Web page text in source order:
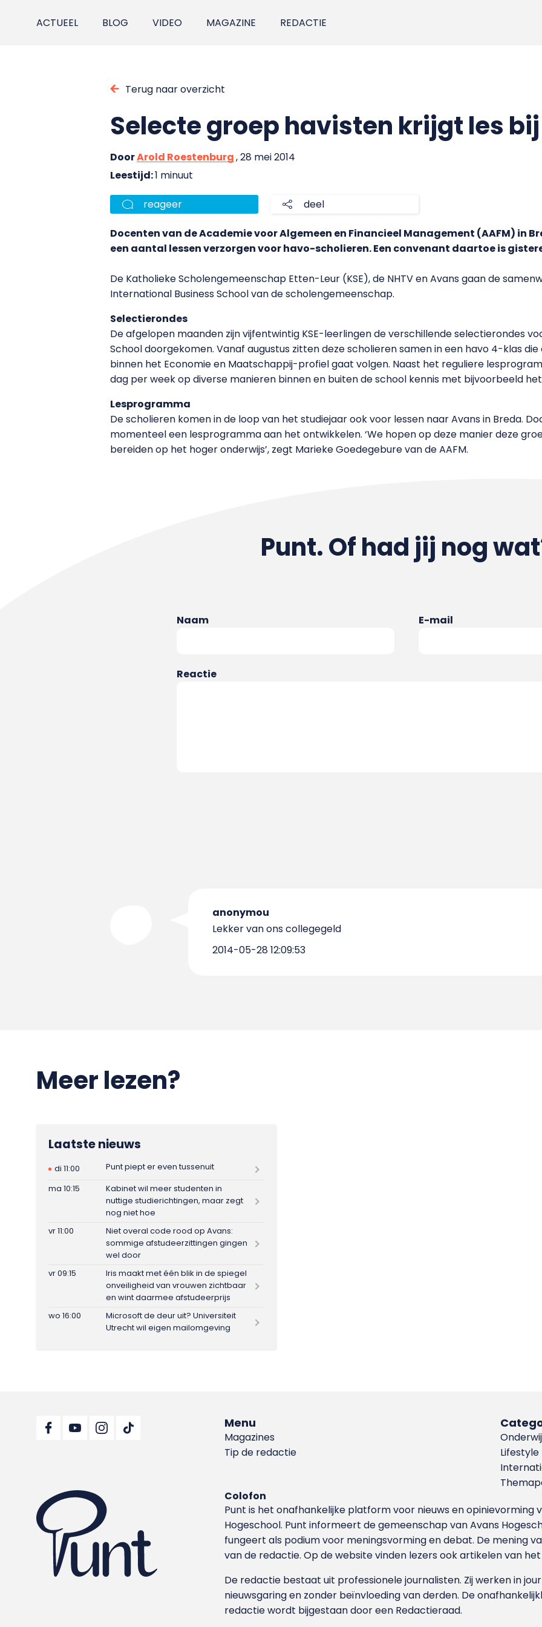
ACTUEEL BLOG VIDEO MAGAZINE REDACTIE
Terug naar overzicht
Selecte groep havisten krijgt les bij
DoorArold Roestenburg, 28 mei 2014
Leestijd:1 minuut
reageer deel
Docenten van de Academie voor Algemeen en Financieel Management (AAFM) in
een aantal lessen verzorgen voor havo-scholieren. Een convenant daartoe is
De Katholieke Scholengemeenschap Etten-Leur (KSE), de NHTV en Avans gaan de
International Business School van de scholengemeenschap.
Selectierondes
De afgelopen maanden zijn vijfentwintig KSE-leerlingen de verschillende selectierondes
School doorgekomen. Vanaf augustus zitten deze scholieren samen in een havo 4-klas
binnen het Economie en Maatschappij-profiel gaat volgen. Naast het reguliere
dag per week op diverse manieren binnen en buiten de school kennis met bijvoorbeeld
Lesprogramma
De scholieren komen in de loop van het studiejaar ook voor lessen naar Avans in Breda.
momenteel een lesprogramma aan het ontwikkelen. ‘We hopen op deze manier deze
bereiden op het hoger onderwijs’, zegt Marieke Goedegebure van de AAFM.
Punt. Of had jij nog
Naam E-mail
Reactie
anonymou
Lekker van ons collegegeld
2014-05-28 12:09:53
Meer lezen?
Laatste nieuws
di 11:00
Punt piept er even tussenuit
ma 10:15
Kabinet wil meer studenten in
nuttige studierichtingen, maar zegt
nog niet hoe
vr 11:00
Niet overal code rood op Avans:
sommige afstudeerzittingen gingen
wel door
vr 09:15
Iris maakt met één blik in de spiegel
onveiligheid van vrouwen zichtbaar
en wint daarmee afstudeerprijs
wo 16:00
Microsoft de deur uit? Universiteit
Utrecht wil eigen mailomgeving
Menu
Magazines
Tip de redactie
Lifestyle
Colofon
Punt is het onafhankelijke platform voor nieuws en
Hoge­school. Punt informeert de gemeenschap van Avans
fungeert als podium voor meningsvorming en debat. De mening
van de redactie. Op de website vinden lezers ook artikelen van
De redactie bestaat uit professionele journalisten. Zij werken in
nieuwsgaring en zonder beïnvloeding van derden. De
redactie wordt bijgestaan door een Redactieraad.